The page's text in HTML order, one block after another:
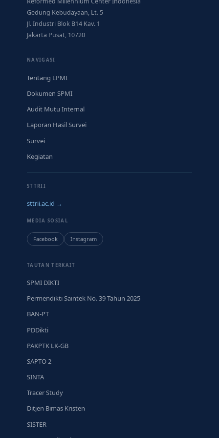
Gedung Kebudayaan, Lt. 5
Jl. Industri Blok B14 Kav. 1
Jakarta Pusat, 10720
NAVIGASI
Tentang LPMI
Dokumen SPMI
Audit Mutu Internal
Laporan Hasil Survei
Survei
Kegiatan
STTRII
sttrii.ac.id →
MEDIA SOSIAL
Facebook Instagram
TAUTAN TERKAIT
SPMI DIKTI
Permendikti Saintek No. 39 Tahun 2025
BAN-PT
PDDikti
PAKPTK LK-GB
SAPTO 2
SINTA
Tracer Study
Ditjen Bimas Kristen
SISTER